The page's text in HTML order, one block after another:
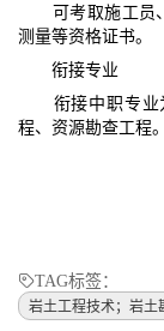
可考取施工员、
测量等资格证书。​
衔接专业​
衔接中职专业为
程、资源勘查工程。​
TAG标签：
岩土工程技术；岩土